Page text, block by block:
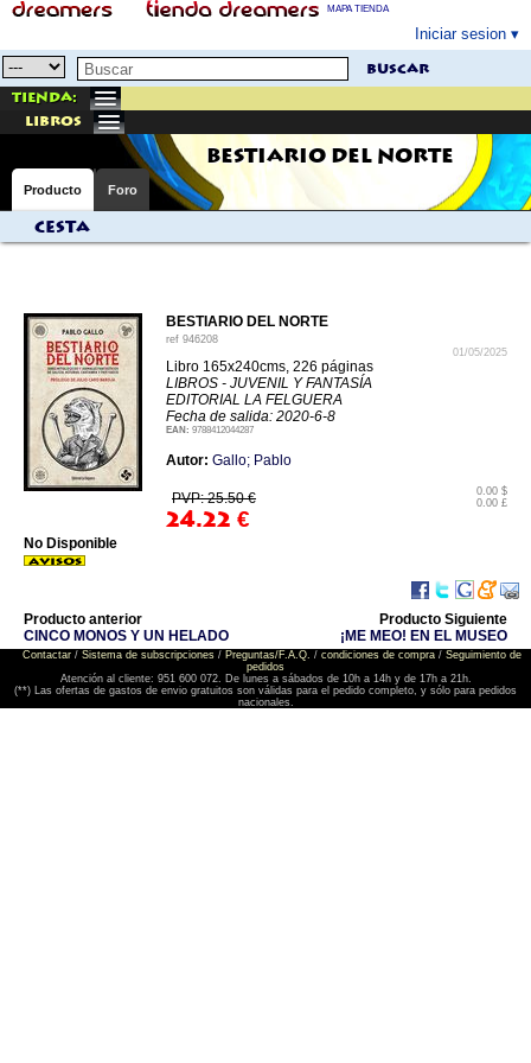
MAPA TIENDA
Iniciar sesion
buscar
Tienda:
libros
BESTIARIO DEL NORTE
Producto Foro
Cesta
BESTIARIO DEL NORTE
ref 946208
01/05/2025
Libro 165x240cms, 226 páginas
LIBROS - JUVENIL Y FANTASÍA
EDITORIAL LA FELGUERA
Fecha de salida: 2020-6-8
EAN: 9788412044287
Autor: Gallo; Pablo
PVP: 25.50 €
24.22 €
0.00 $
0.00 £
No Disponible
Producto anterior
CINCO MONOS Y UN HELADO
Producto Siguiente
¡ME MEO! EN EL MUSEO
Contactar/ Sistema de subscripciones/ Preguntas/F.A.Q. / condiciones de compra/ Seguimiento de
pedidos
Atención al cliente: 951 600 072. De lunes a sábados de 10h a 14h y de 17h a 21h.
(**) Las ofertas de gastos de envio gratuitos son válidas para el pedido completo, y sólo para pedidos
nacionales.